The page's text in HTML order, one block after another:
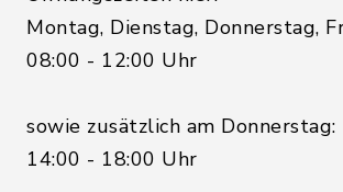
Montag, Dienstag, Donnerstag,
08:00 - 12:00 Uhr
sowie zusätzlich am Donnerstag:
14:00 - 18:00 Uhr